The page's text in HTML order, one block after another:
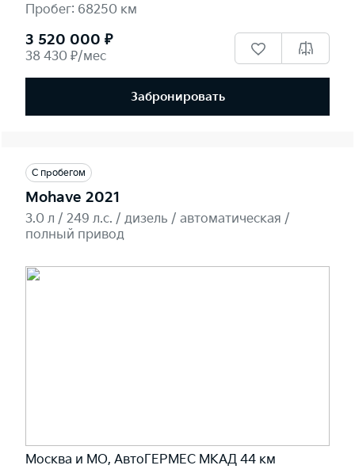
Пробег: 68250 км
3 520 000 ₽
38 430 ₽/мес
Забронировать
С пробегом
Mohave 2021
3.0 л / 249 л.c. / дизель / автоматическая /
полный привод
Москва и МО, АвтоГЕРМЕС МКАД 44 км